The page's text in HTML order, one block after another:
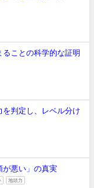
ことの科学的な証明
判定し、レベル分け
が悪い」の真実
地頭力